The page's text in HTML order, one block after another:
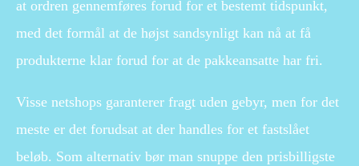
at ordren gennemføres forud for et bestemt tidspunkt,
med det formål at de højst sandsynligt kan nå at få
produkterne klar forud for at de pakkeansatte har fri.
Visse netshops garanterer fragt uden gebyr, men for det
meste er det forudsat at der handles for et fastslået
beløb. Som alternativ bør man snuppe den prisbilligste